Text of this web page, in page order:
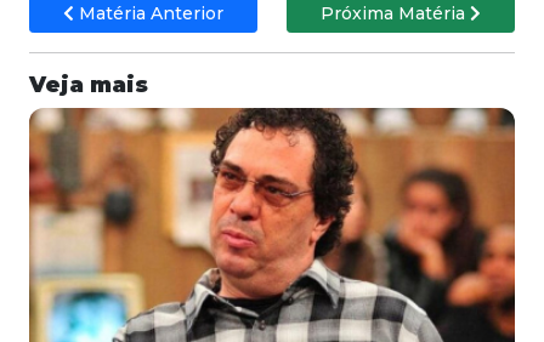
Matéria Anterior Próxima Matéria
Veja mais